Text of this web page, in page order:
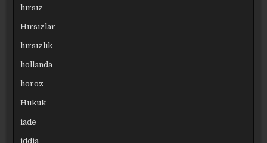
hırsız
Hırsızlar
hırsızlık
hollanda
horoz
Hukuk
iade
iddia